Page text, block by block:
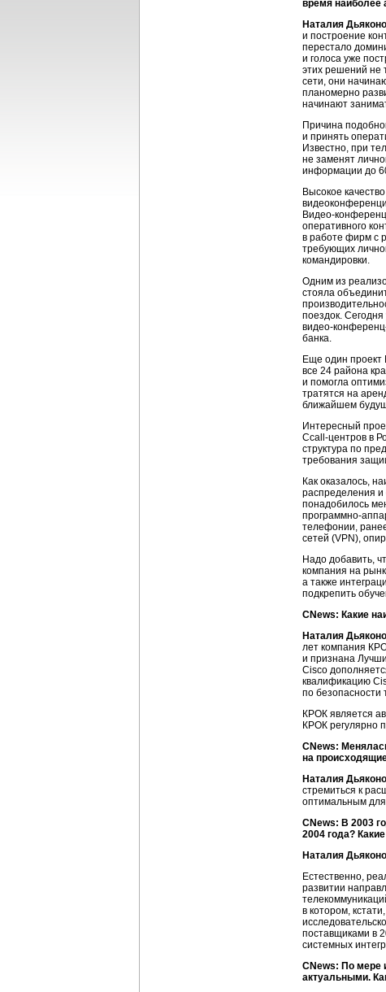
время наиболее
Наталия
и построение
перестало
и голоса уже
этих решений не
сети, они
планомерно
начинают
Причина
и принять
Известно, при
не заменят
информации до
Высокое
Видео-конференц
оперативного
в работе фирм с
требующих
командировки.
Одним из
стояла
поездок.
видео-конференц
банка.
Еще один
все 24 района
и помогла
тратятся на
ближайшем
Интересный
Ccall-центров в
структура по
требования
Как оказалось,
распределения
понадобилось
программно-
телефонии,
сетей (VPN),
Надо добавить,
компания на
а также
подкрепить
CNews: Какие
Наталия
лет компания
и признана
Cisco
квалификацию
по безопасности
КРОК является
КРОК регулярно
CNews:
на
Наталия
стремиться к
оптимальным
CNews: В 2003
2004 года?
Наталия
Естественно,
развитии
в котором,
поставщиками в
системных
CNews: По мере
актуальными.